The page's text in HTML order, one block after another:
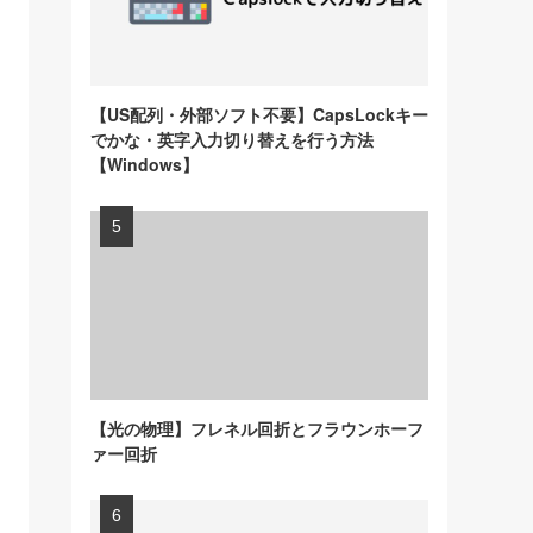
【US配列・外部ソフト不要】CapsLockキー
でかな・英字入力切り替えを行う方法
【Windows】
【光の物理】フレネル回折とフラウンホーフ
ァー回折